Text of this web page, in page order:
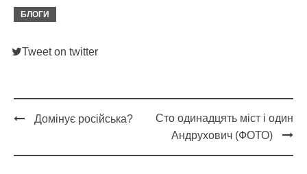
БЛОГИ
Tweet on twitter
navigation
Домінує російська?
Сто одинадцять міст і один
Андрухович (ФОТО)